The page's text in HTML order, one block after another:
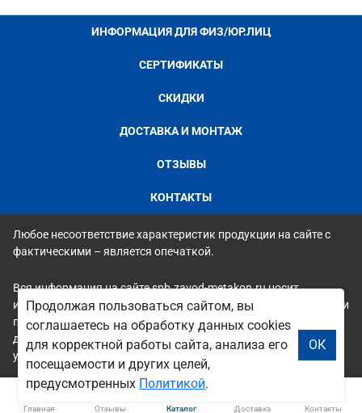
ИНФОРМАЦИЯ ДЛЯ ФИЗ/ЮР.ЛИЦ
СЕРТИФИКАТЫ
СКИДКИ
ДОСТАВКА И МОНТАЖ
ОТЗЫВЫ
КОНТАКТЫ
Любое несоответствие характеристик продукции на сайте с
фактическими – является опечаткой.
Вся информация на сайте spb.zavod-metakon.ru носит
исключительно ознакомительный и справочный характер и ни
при каких условиях не является публичной офертой. Всю
дополнительную информацию можно узнать по телефонам
указанным на сайте.
Главная Отзывы Каталог Доставка Контакты
Продолжая пользоваться сайтом, вы
соглашаетесь на обработку данных cookies
для корректной работы сайта, анализа его
посещаемости и других целей,
предусмотренных Политикой.
ОК